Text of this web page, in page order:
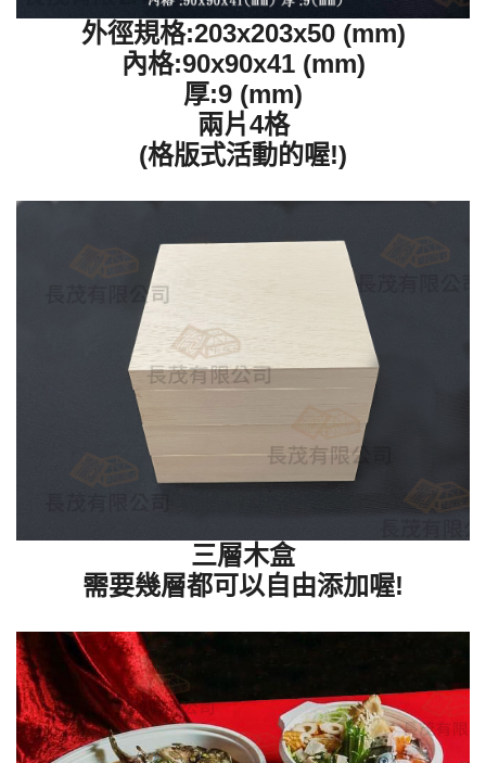
外徑規格:203x203x50 (mm)
內格:90x90x41 (mm)
厚:9 (mm)
兩片4格
(格版式活動的喔!)
三層木盒
需要幾層都可以自由添加喔!